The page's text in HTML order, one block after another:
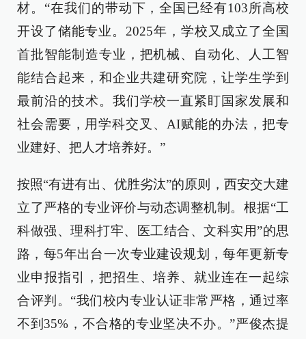
材。“在我们的带动下，全国已经有103所高校
开设了储能专业。2025年，学校又成立了全国
首批智能制造专业，把机械、自动化、人工智
能结合起来，和企业共建研究院，让学生学到
最前沿的技术。我们学校一直紧盯国家发展和
社会需要，用学科交叉、AI赋能的办法，把专
业建好、把人才培养好。”
按照“有进有出、优胜劣汰”的原则，西安交大建
立了严格的专业评价与动态调整机制。根据“工
科做强、理科打牢、医工结合、文科实用”的思
路，每5年出台一次专业建设规划，每年更新专
业申报指引，把招生、培养、就业连在一起综
合评判。“我们校内专业认证非常严格，通过率
不到35%，不合格的专业坚决不办。”严俊杰提